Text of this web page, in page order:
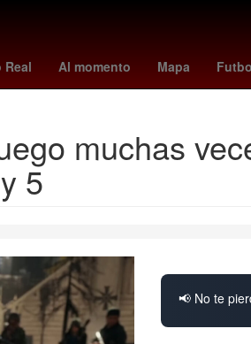
Real Al momento Mapa
Tecate hidemasa morita Rusia
muchas
5
📢 No te